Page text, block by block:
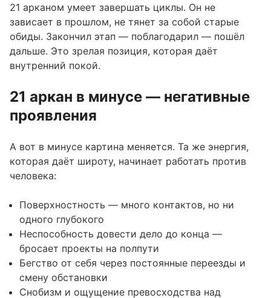
21 арканом умеет завершать циклы. Он не
зависает в прошлом, не тянет за собой старые
обиды. Закончил этап — поблагодарил — пошёл
дальше. Это зрелая позиция, которая даёт
внутренний покой.
21 аркан в минусе — негативные
проявления
А вот в минусе картина меняется. Та же энергия,
которая даёт широту, начинает работать против
человека:
Поверхностность — много контактов, но ни
одного глубокого
Неспособность довести дело до конца —
бросает проекты на полпути
Бегство от себя через постоянные переезды и
смену обстановки
Снобизм и ощущение превосходства над